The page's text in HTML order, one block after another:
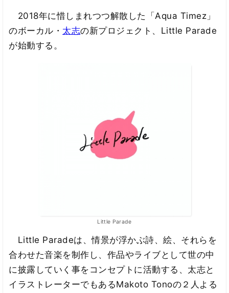
2018年に惜しまれつつ解散した「Aqua Timez」
のボーカル・ 太志の新プロジェクト、Little Parade
が始動する。
Little Parade
Little Paradeは、情景が浮かぶ詩、絵、それらを
合わせた音楽を制作し、作品やライブとして世の中
に披露していく事をコンセプトに活動する、太志と
イラストレーターでもあるMakoto Tonoの２人よる